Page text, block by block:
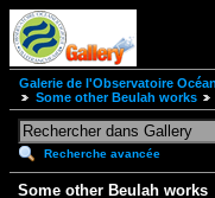
Galerie de l'Observatoire
Some other Beulah works
Recherche avancée
Some other Beulah works